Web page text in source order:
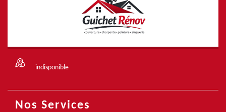
indisponible
Nos Services